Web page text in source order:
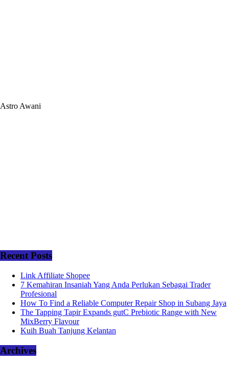
Astro Awani
Recent Posts
Link Affiliate Shopee
7 Kemahiran Insaniah Yang Anda Perlukan Sebagai Trader
Profesional
How To Find a Reliable Computer Repair Shop in Subang Jaya
The Tapping Tapir Expands gutC Prebiotic Range with New
MixBerry Flavour
Kuih Buah Tanjung Kelantan
Archives